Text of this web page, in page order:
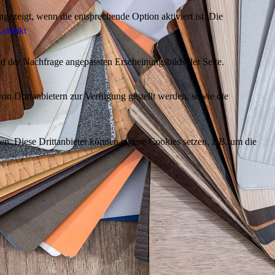
wenn die entsprechende Option aktiviert ist. Die
Nachfrage angepassten Erscheinungsbilds der Seite.
Drittanbietern zur Verfügung gestellt werden, sowie die
Diese Drittanbieter können eigene Cookies setzen, z.B. um die